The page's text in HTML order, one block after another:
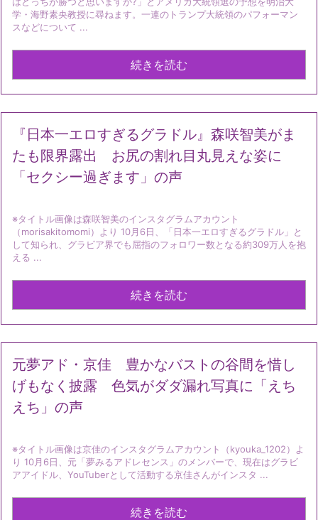
学・海野素央教授に尋ねます。一連のトランプ大統領のパフォーマン
スなどについて ...
続きを読む
『日本一エロすぎるグラドル』森咲智美がま
たも限界露出 お尻の割れ目丸見えな姿に
「セクシー過ぎます」の声
※タイトル画像は森咲智美のインスタグラムアカウント
（morisakitomomi）より 10月6日、「日本一エロすぎるグラドル」と
して知られ、グラビア界でも屈指のフォロワー数となる約309万人を抱
える ...
続きを読む
元夢アド・京佳 豊かなバストの谷間を惜し
げもなく披露 色気がダダ漏れ写真に「えち
えち」の声
※タイトル画像は京佳のインスタグラムアカウント（kyouka_1202）よ
り 10月6日、元「夢みるアドレセンス」のメンバーで、現在はグラビ
アアイドル、YouTuberとして活動する京佳さんがインスタ ...
続きを読む